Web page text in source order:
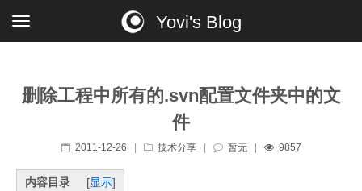
Yovi's Blog
删除工程中所有的.svn配置文件夹中的文
件
2011-12-26 技术分享 暂无 9857
内容目录 [显示]